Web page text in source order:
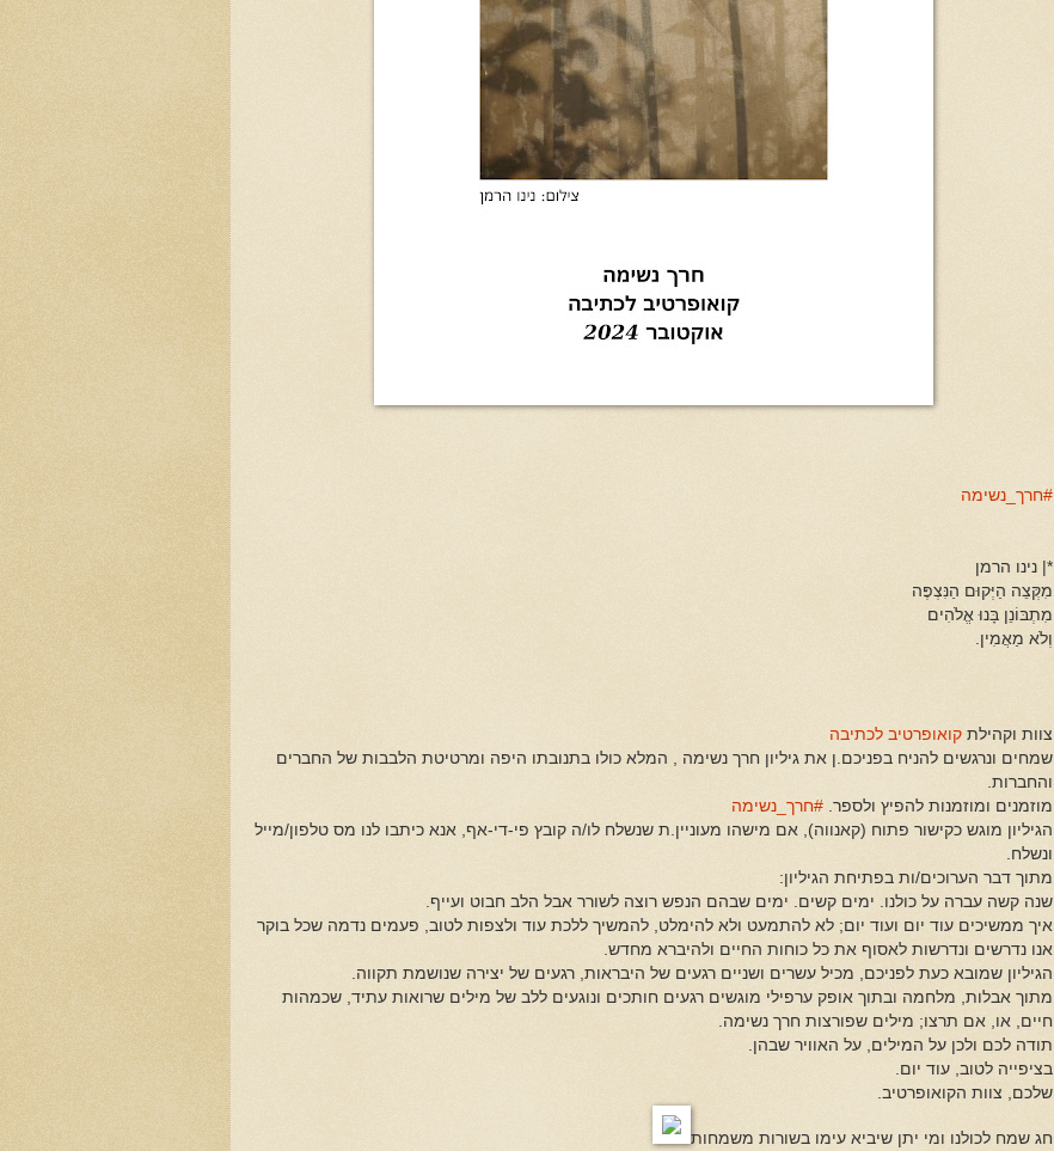
#חרך_נשימה
*| נינו הרמן
מִקְּצֵה הַיְּקוּם הַנִּצְפֶּה
מִתְבּוֹנֵן בָּנוּ אֱלֹהִים
וְלֹא מַאֲמִין.
צוות וקהילת קואופרטיב לכתיבה
שמחים ונרגשים להניח בפניכם.ן את גיליון חרך נשימה , המלא כולו בתנובתו היפה ומרטיטת הלבבות של החברים
והחברות.
מוזמנים ומוזמנות להפיץ ולספר. #חרך_נשימה
הגיליון מוגש כקישור פתוח (קאנווה), אם מישהו מעוניין.ת שנשלח לו/ה קובץ פי-די-אף, אנא כיתבו לנו מס טלפון/מייל
ונשלח.
מתוך דבר הערוכים/ות בפתיחת הגיליון:
שנה קשה עברה על כולנו. ימים קשים. ימים שבהם הנפש רוצה לשורר אבל הלב חבוט ועייף.
איך ממשיכים עוד יום ועוד יום; לא להתמעט ולא להימלט, להמשיך ללכת עוד ולצפות לטוב, פעמים נדמה שכל בוקר
אנו נדרשים ונדרשות לאסוף את כל כוחות החיים ולהיברא מחדש.
הגיליון שמובא כעת לפניכם, מכיל עשרים ושניים רגעים של היבראות, רגעים של יצירה שנושמת תקווה.
מתוך אבלות, מלחמה ובתוך אופק ערפילי מוגשים רגעים חותכים ונוגעים ללב של מילים שרואות עתיד, שכמהות
חיים, או, אם תרצו; מילים שפורצות חרך נשימה.
תודה לכם ולכן על המילים, על האוויר שבהן.
בציפייה לטוב, עוד יום.
שלכם, צוות הקואופרטיב.
חג שמח לכולנו ומי יתן שיביא עימו בשורות משמחות